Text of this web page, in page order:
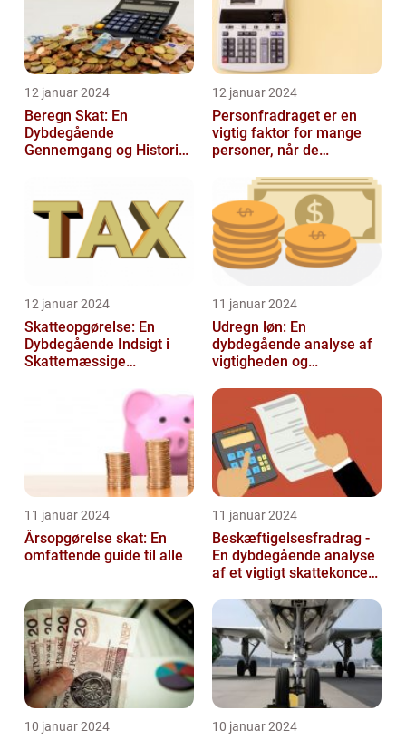
12 januar 2024
Beregn Skat: En
Dybdegående
Gennemgang og Historisk
12 januar 2024
Personfradraget er en
vigtig faktor for mange
personer, når de
til Skattem...
12 januar 2024
Skatteopgørelse: En
Dybdegående Indsigt i
Skattemæssige
11 januar 2024
Udregn løn: En
dybdegående analyse af
vigtigheden og
lønudregninger
11 januar 2024
Årsopgørelse skat: En
omfattende guide til alle
11 januar 2024
Beskæftigelsesfradrag -
En dybdegående analyse
af et vigtigt skattekoncept
10 januar 2024 10 januar 2024